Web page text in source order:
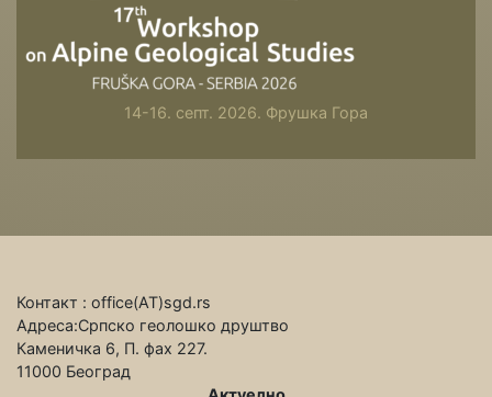
14-16. септ. 2026. Фрушка Гора
Контакт : office(АТ)sgd.rs
Адреса:Српско геолошко друштво
Каменичка 6, П. фах 227.
11000 Београд